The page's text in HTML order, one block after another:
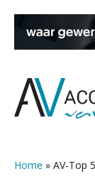
naar
naar
naar
naar
Home » AV-Top